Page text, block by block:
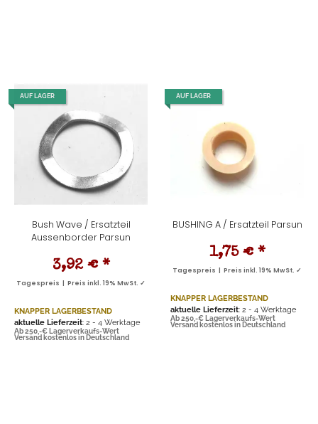
AUF LAGER
Bush Wave / Ersatzteil
Aussenborder Parsun
3,92 € *
Tagespreis | Preis inkl. 19% MwSt. ✓
KNAPPER LAGERBESTAND
aktuelle Lieferzeit: 2 - 4 Werktage
Ab 250,-€ Lagerverkaufs-Wert
Versand kostenlos in Deutschland
AUF LAGER
BUSHING A / Ersatzteil Parsun
1,75 € *
Tagespreis | Preis inkl. 19% MwSt. ✓
KNAPPER LAGERBESTAND
aktuelle Lieferzeit: 2 - 4 Werktage
Ab 250,-€ Lagerverkaufs-Wert
Versand kostenlos in Deutschland